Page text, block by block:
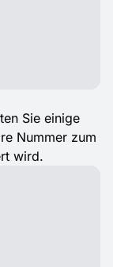
Sie einige
Nummer zum
wird.